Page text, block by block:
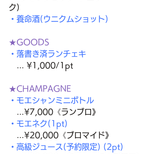
ク)
・養命酒(ウニクムショット)
★GOODS
・落書き済ランチェキ
… ¥1,000/1pt
★CHAMPAGNE
・モエシャンミニボトル
…¥7,000《ランブロ》
・モエネク(1pt)
…¥20,000《ブロマイド》
・高級ジュース(予約限定) (2pt)